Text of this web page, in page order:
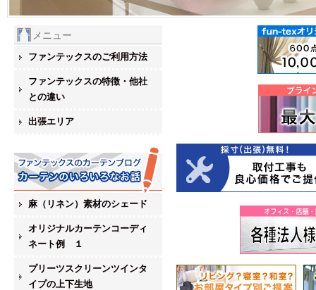
メニュー
ファンテックスのご利用方法
ファンテックスの特徴・他社
との違い
出張エリア
麻（リネン）素材のシェード
オリジナルカーテンコーディ
ネート例 １
プリーツスクリーンツインタ
イプの上下生地